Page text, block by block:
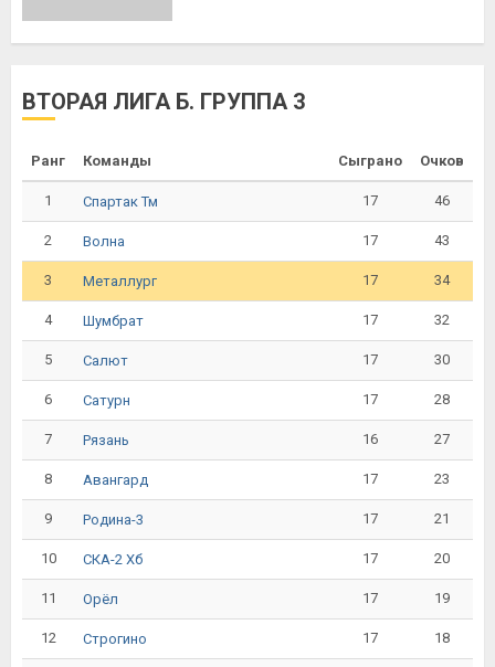
ВТОРАЯ ЛИГА Б. ГРУППА 3
Ранг Команды Сыграно Очков
1 Спартак Тм 17 46
2 Волна 17 43
3 Металлург 17 34
4 Шумбрат 17 32
5 Салют 17 30
6 Сатурн 17 28
7 Рязань 16 27
8 Авангард 17 23
9 Родина-3 17 21
10 СКА-2 Хб 17 20
11 Орёл 17 19
12 Строгино 17 18